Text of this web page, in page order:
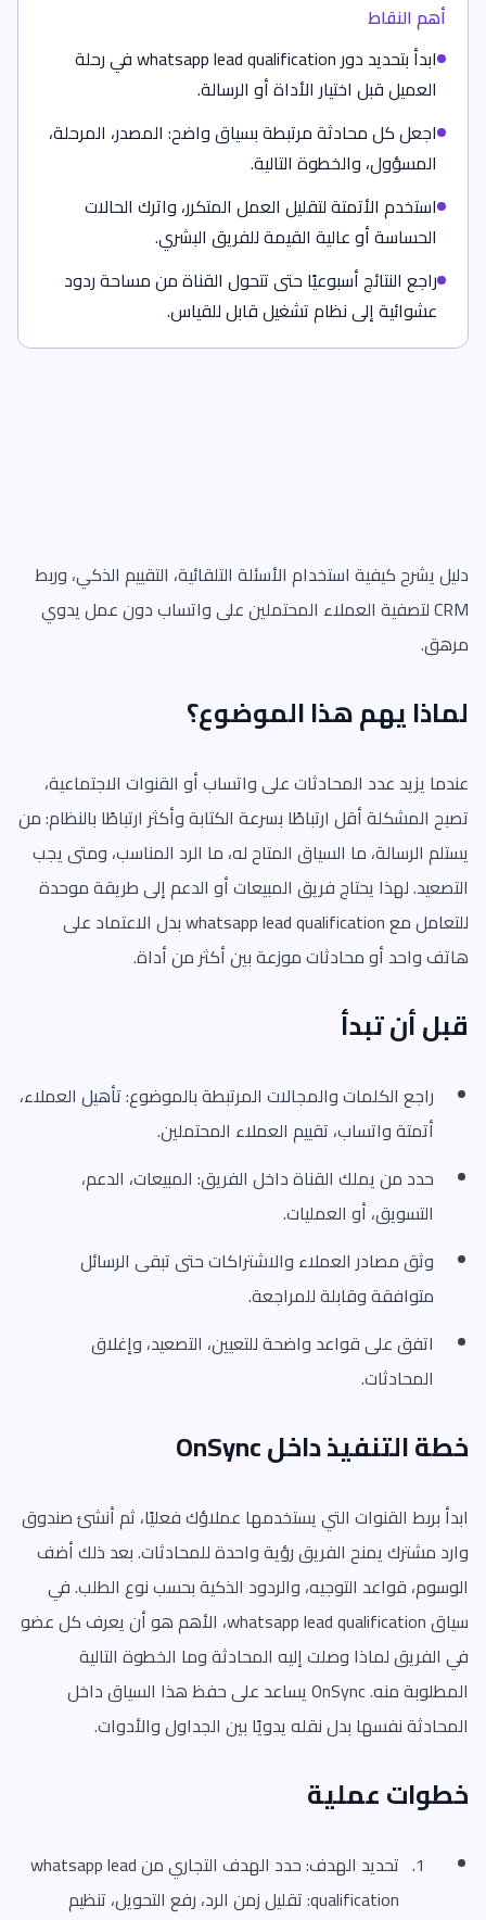
أهم النقاط
ابدأ بتحديد دور whatsapp lead qualification في رحلة
العميل قبل اختيار الأداة أو الرسالة.
اجعل كل محادثة مرتبطة بسياق واضح: المصدر، المرحلة،
المسؤول، والخطوة التالية.
استخدم الأتمتة لتقليل العمل المتكرر، واترك الحالات
الحساسة أو عالية القيمة للفريق البشري.
راجع النتائج أسبوعيًا حتى تتحول القناة من مساحة ردود
عشوائية إلى نظام تشغيل قابل للقياس.
دليل يشرح كيفية استخدام الأسئلة التلقائية، التقييم الذكي، وربط
CRM لتصفية العملاء المحتملين على واتساب دون عمل يدوي
مرهق.
لماذا يهم هذا الموضوع؟
عندما يزيد عدد المحادثات على واتساب أو القنوات الاجتماعية،
تصبح المشكلة أقل ارتباطًا بسرعة الكتابة وأكثر ارتباطًا بالنظام: من
يستلم الرسالة، ما السياق المتاح له، ما الرد المناسب، ومتى يجب
التصعيد. لهذا يحتاج فريق المبيعات أو الدعم إلى طريقة موحدة
للتعامل مع whatsapp lead qualification بدل الاعتماد على
هاتف واحد أو محادثات موزعة بين أكثر من أداة.
قبل أن تبدأ
راجع الكلمات والمجالات المرتبطة بالموضوع: تأهيل العملاء،
أتمتة واتساب، تقييم العملاء المحتملين.
حدد من يملك القناة داخل الفريق: المبيعات، الدعم،
التسويق، أو العمليات.
وثق مصادر العملاء والاشتراكات حتى تبقى الرسائل
متوافقة وقابلة للمراجعة.
اتفق على قواعد واضحة للتعيين، التصعيد، وإغلاق
المحادثات.
خطة التنفيذ داخل OnSync
ابدأ بربط القنوات التي يستخدمها عملاؤك فعليًا، ثم أنشئ صندوق
وارد مشترك يمنح الفريق رؤية واحدة للمحادثات. بعد ذلك أضف
الوسوم، قواعد التوجيه، والردود الذكية بحسب نوع الطلب. في
سياق whatsapp lead qualification، الأهم هو أن يعرف كل عضو
في الفريق لماذا وصلت إليه المحادثة وما الخطوة التالية
المطلوبة منه. OnSync يساعد على حفظ هذا السياق داخل
المحادثة نفسها بدل نقله يدويًا بين الجداول والأدوات.
خطوات عملية
تحديد الهدف: حدد الهدف التجاري من whatsapp lead
qualification: تقليل زمن الرد، رفع التحويل، تنظيم